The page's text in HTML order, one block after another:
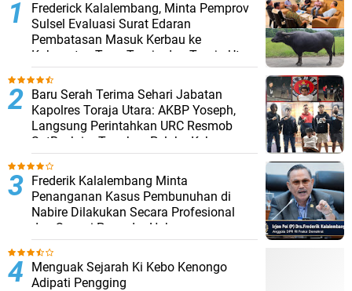
Frederick Kalalembang, Minta Pemprov
Sulsel Evaluasi Surat Edaran
Pembatasan Masuk Kerbau ke
Kabupaten Tana Toraja dan Toraja Utara
Baru Serah Terima Sehari Jabatan
Kapolres Toraja Utara: AKBP Yoseph,
Langsung Perintahkan URC Resmob
SatReskrim Tangkap Pelaku Kekerasan
Seksual Anak Di Bawah Umur
Frederik Kalalembang Minta
Penanganan Kasus Pembunuhan di
Nabire Dilakukan Secara Profesional
dan Sesuai Prosedur Hukum
Menguak Sejarah Ki Kebo Kenongo
Adipati Pengging